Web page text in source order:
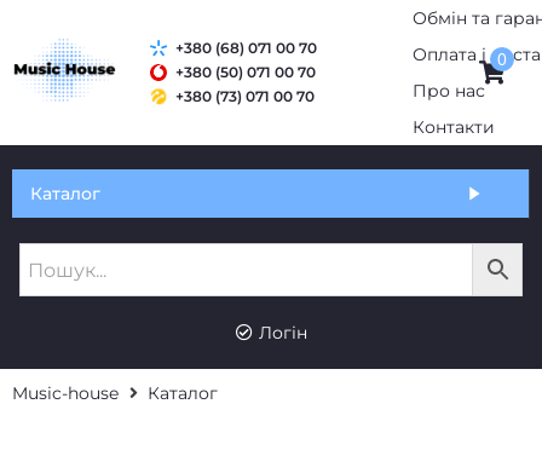
Обмін та
Оплата і
Про нас
Контакти
+380 (68) 071 00 70
+380 (50) 071 00 70
+380 (73) 071 00 70
0
Каталог
Логін
Music-house Каталог